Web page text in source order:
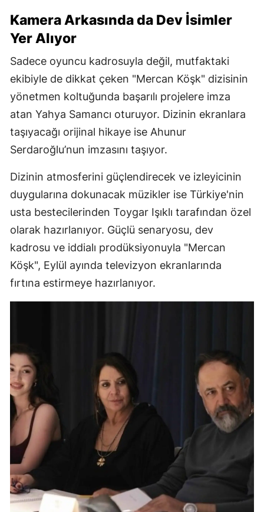
Kamera Arkasında da Dev İsimler
Yer Alıyor
Sadece oyuncu kadrosuyla değil, mutfaktaki
ekibiyle de dikkat çeken "Mercan Köşk" dizisinin
yönetmen koltuğunda başarılı projelere imza
atan Yahya Samancı oturuyor. Dizinin ekranlara
taşıyacağı orijinal hikaye ise Ahunur
Serdaroğlu’nun imzasını taşıyor.
Dizinin atmosferini güçlendirecek ve izleyicinin
duygularına dokunacak müzikler ise Türkiye'nin
usta bestecilerinden Toygar Işıklı tarafından özel
olarak hazırlanıyor. Güçlü senaryosu, dev
kadrosu ve iddialı prodüksiyonuyla "Mercan
Köşk", Eylül ayında televizyon ekranlarında
fırtına estirmeye hazırlanıyor.